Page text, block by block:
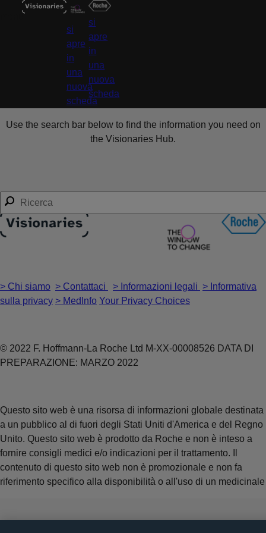
menu
si
apre
in
una
nuova
scheda
si
apre
in
una
nuova
scheda
Use the search bar below to find the information you need on
the Visionaries Hub.
> Chi siamo > Contattaci > Informazioni legali > Informativa
sulla privacy > MedInfo Your Privacy Choices
© 2022 F. Hoffmann-La Roche Ltd M-XX-00008526 DATA DI
PREPARAZIONE: MARZO 2022
Questo sito web è una risorsa di informazioni globale destinata
a un pubblico al di fuori degli Stati Uniti d'America e del Regno
Unito. Questo sito web è prodotto da Roche e non è inteso a
fornire consigli medici e/o indicazioni per il trattamento. Il
contenuto di questo sito web non è promozionale e non fa
riferimento specifico alla disponibilità o all'uso di un medicinale